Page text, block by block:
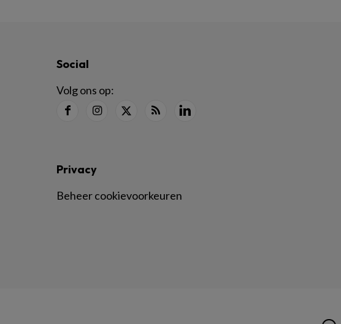
Social
Volg ons op:
Privacy
Beheer cookievoorkeuren